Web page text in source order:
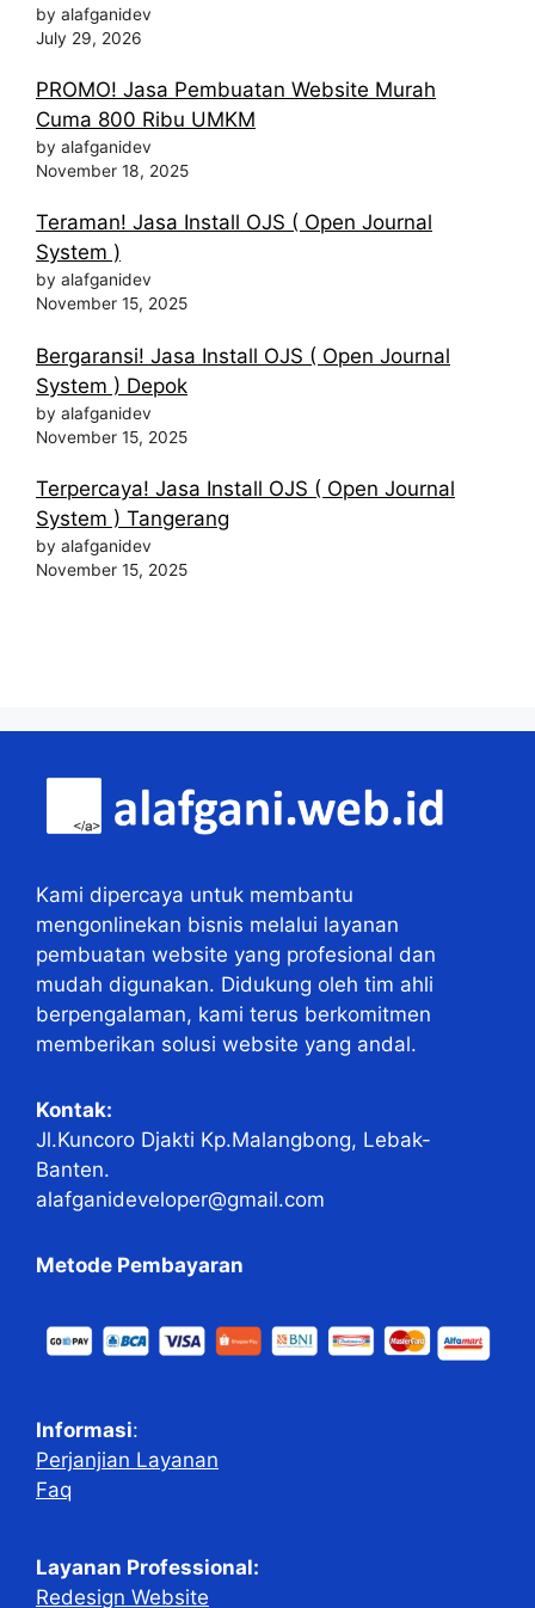
by alafganidev
July 29, 2026
PROMO! Jasa Pembuatan Website Murah
Cuma 800 Ribu UMKM
by alafganidev
November 18, 2025
Teraman! Jasa Install OJS ( Open Journal
System )
by alafganidev
November 15, 2025
Bergaransi! Jasa Install OJS ( Open Journal
System ) Depok
by alafganidev
November 15, 2025
Terpercaya! Jasa Install OJS ( Open Journal
System ) Tangerang
by alafganidev
November 15, 2025
Kami dipercaya untuk membantu
mengonlinekan bisnis melalui layanan
pembuatan website yang profesional dan
mudah digunakan. Didukung oleh tim ahli
berpengalaman, kami terus berkomitmen
memberikan solusi website yang andal.
Kontak:
Jl.Kuncoro Djakti Kp.Malangbong, Lebak-
Banten.
alafganideveloper@gmail.com
Metode Pembayaran
Informasi:
Perjanjian Layanan
Faq
Layanan Professional:
Redesign Website